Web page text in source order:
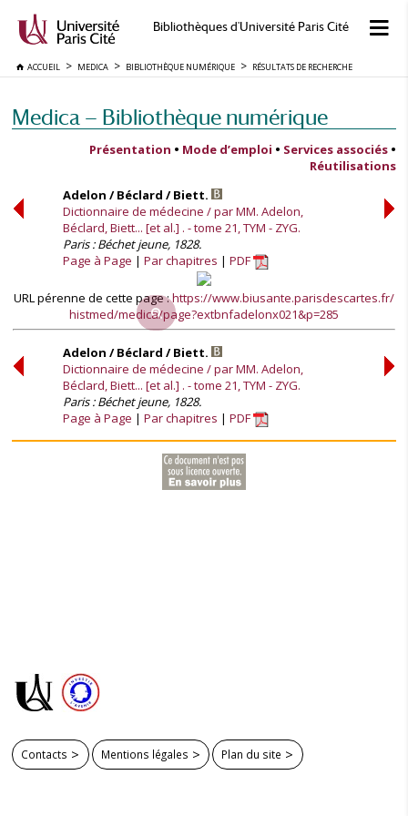
Bibliothèques d'Université Paris Cité
ACCUEIL MEDICA BIBLIOTHÈQUE NUMÉRIQUE RÉSULTATS DE RECHERCHE
Medica — Bibliothèque numérique
Présentation • Mode d’emploi • Services associés •
Réutilisations
Adelon / Béclard / Biett.
Dictionnaire de médecine / par MM. Adelon,
Béclard, Biett... [et al.] . - tome 21, TYM - ZYG.
Paris : Béchet jeune, 1828.
Page à Page
Par chapitres PDF
URL pérenne de cette page :https://www.biusante.parisdescartes.fr/
histmed/medica/page?extbnfadelonx021&p=285
Adelon / Béclard / Biett.
Dictionnaire de médecine / par MM. Adelon,
Béclard, Biett... [et al.] . - tome 21, TYM - ZYG.
Paris : Béchet jeune, 1828.
Page à Page
Par chapitres PDF
Contacts Mentions légales Plan du site